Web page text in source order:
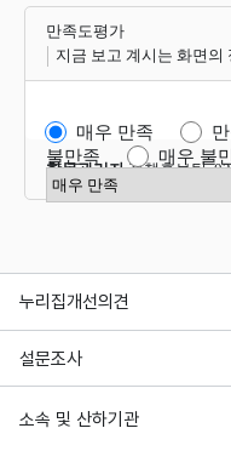
만족도평가
지금 보고 계시는 화면의
매우 만족
불만족
매우 불
만족도 점수 선택
항목관리자정책홍보팀
누리집개선의견
설문조사
소속 및 산하기관